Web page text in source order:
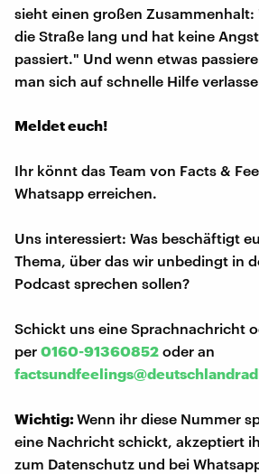
sieht einen großen
die Straße lang und hat keine
passiert." Und wenn etwas
man sich auf schnelle Hilfe
Meldet euch!
Ihr könnt das Team von Facts &
Whatsapp erreichen.
Uns interessiert: Was beschäftigt
Thema, über das wir unbedingt in
Podcast sprechen sollen?
Schickt uns eine Sprachnachricht
per 0160-91360852 oder an
Wichtig:Wenn ihr diese Nummer
eine Nachricht schickt, akzeptiert
zum Datenschutz und bei